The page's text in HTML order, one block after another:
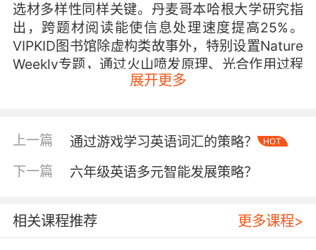
选材多样性同样关键。丹麦哥本哈根大学研究指
出，跨题材阅读能使信息处理速度提高25%。
VIPKID图书馆除虚构类故事外，特别设置Nature
Weekly专题，通过火山喷发原理、光合作用过程
等科普短文，训练孩子快速抓取核心概念的能
词。
二、技巧训练：培养阅读策略
色词块划分技术，引导孩子按语义单元移动视
线。例如将"The quick brown fox jumps over
展开更多
上一篇 通过游戏学习英语词汇的策略？ HOT
下一篇 六年级英语多元智能发展策略？
相关课程推荐 更多课程>